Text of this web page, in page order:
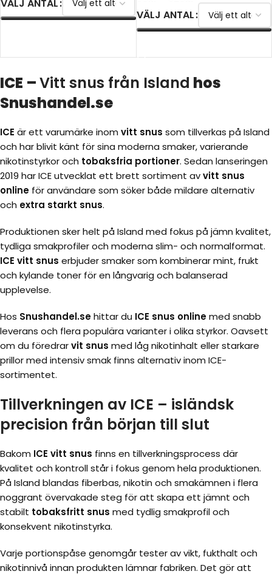
VÄLJ ANTAL
VÄLJ ANTAL
ICE –Vitt snus från Island hos
Snushandel.se
ICE är ett varumärke inom vitt snus som tillverkas på Island
och har blivit känt för sina moderna smaker, varierande
nikotinstyrkor och tobaksfria portioner. Sedan lanseringen
2019 har ICE utvecklat ett brett sortiment avvitt snus
online för användare som söker både mildare alternativ
och extra starkt snus.
Produktionen sker helt på Island med fokus på jämn kvalitet,
tydliga smakprofiler och moderna slim- och normalformat.
ICE vitt snus erbjuder smaker som kombinerar mint, frukt
och kylande toner för en långvarig och balanserad
upplevelse.
Hos Snushandel.sehittar du ICE snus onlinemed snabb
leverans och flera populära varianter i olika styrkor. Oavsett
om du föredrarvit snus med låg nikotinhalt eller starkare
prillor med intensiv smak finns alternativ inom ICE-
sortimentet.
Tillverkningen av ICE – isländsk
precision från början till slut
Bakom ICE vitt snus finns en tillverkningsprocess där
kvalitet och kontroll står i fokus genom hela produktionen.
På Island blandas fiberbas, nikotin och smakämnen i flera
noggrant övervakade steg för att skapa ett jämnt och
stabilt tobaksfritt snus med tydlig smakprofil och
konsekvent nikotinstyrka.
Varje portionspåse genomgår tester av vikt, fukthalt och
nikotinnivå innan produkten lämnar fabriken. Det gör att